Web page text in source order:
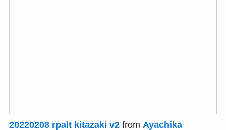
20220208 rpalt kitazaki v2 from Ayachika